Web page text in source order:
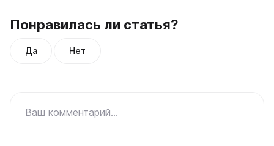
Понравилась ли статья?
Да Нет
Ваш комментарий...